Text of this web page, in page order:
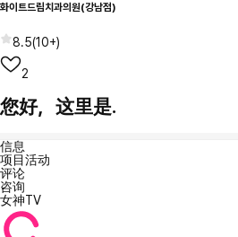
화이트드림치과의원(강남점)
8.5(10+)
2
您好，这里是.
信息
项目活动
评论
咨询
女神TV